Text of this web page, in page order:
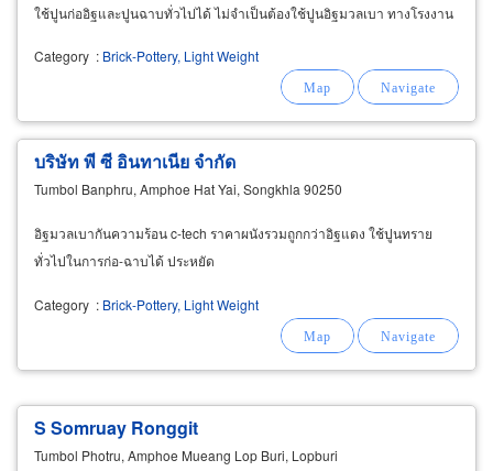
ใช้ปูนก่ออิฐและปูนฉาบทั่วไปได้ ไม่จำเป็นต้องใช้ปูนอิฐมวลเบา ทางโรงงาน
Category : Brick-Pottery, Light Weight
บริษัท พี ซี อินทาเนีย จำกัด
Tumbol Banphru, Amphoe Hat Yai, Songkhla 90250
อิฐมวลเบากันความร้อน c-tech ราคาผนังรวมถูกกว่าอิฐแดง ใช้ปูนทราย
ทั่วไปในการก่อ-ฉาบได้ ประหยัด
Category : Brick-Pottery, Light Weight
S Somruay Ronggit
Tumbol Photru, Amphoe Mueang Lop Buri, Lopburi